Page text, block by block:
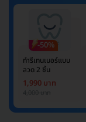
-50%
ทำรีเทนเนอร์แบบ
ลวด 2 ชิ้น
1,990 บาท
4,000 บาท